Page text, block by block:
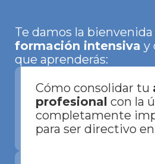
Te damos la bienvenida
formación intensiva y
que aprenderás:
Cómo consolidar tu
profesional con la
completamente
para ser directivo